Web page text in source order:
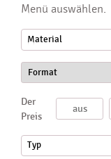
Menü auswählen.
Material
Der
Preis
Typ